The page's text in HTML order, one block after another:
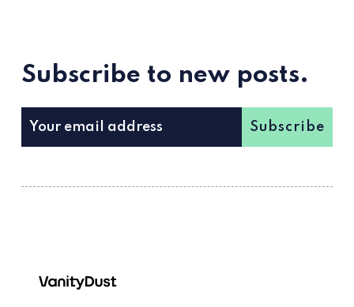
Subscribe to new posts.
Subscribe